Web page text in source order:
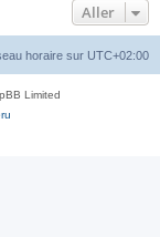
Aller
horaire sur UTC+02:00
Limited